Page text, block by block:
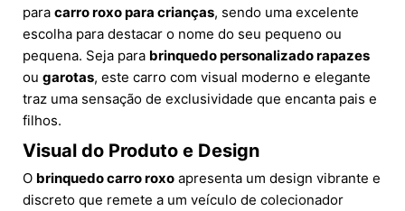
para carro roxo para crianças, sendo uma excelente
escolha para destacar o nome do seu pequeno ou
pequena. Seja para brinquedo personalizado rapazes
ou garotas, este carro com visual moderno e elegante
traz uma sensação de exclusividade que encanta pais e
filhos.
Visual do Produto e Design
O brinquedo carro roxo apresenta um design vibrante e
discreto que remete a um veículo de colecionador